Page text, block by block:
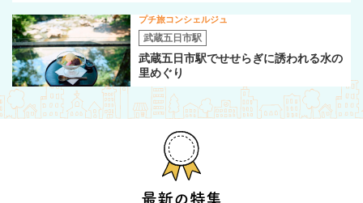
プチ旅コンシェルジュ
武蔵五日市駅
武蔵五日市駅でせせらぎに誘われる水の
里めぐり
最新の特集